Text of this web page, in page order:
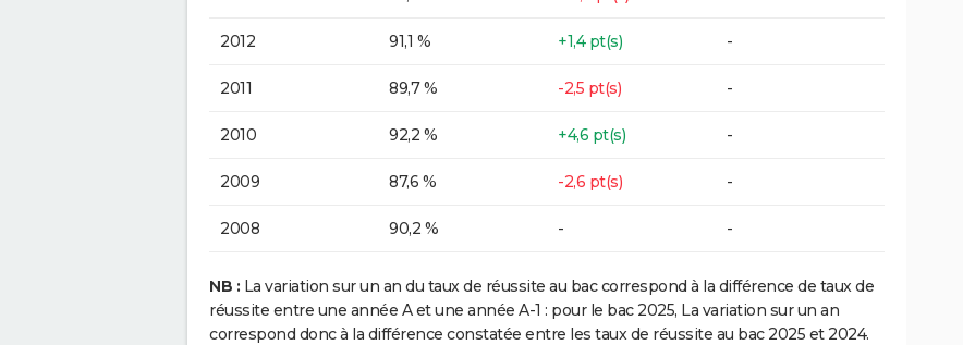
2012 91,1 % +1,4 pt(s) -
2011 89,7 % -2,5 pt(s) -
2010 92,2 % +4,6 pt(s) -
2009 87,6 % -2,6 pt(s) -
2008 90,2 % - -
NB : La variation sur un an du taux de réussite au bac correspond à la différence de taux de
réussite entre une année A et une année A-1 : pour le bac 2025, La variation sur un an
correspond donc à la différence constatée entre les taux de réussite au bac 2025 et 2024.